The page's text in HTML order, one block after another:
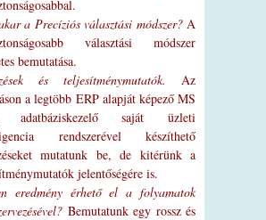
a Precíziós választási módszer?A
választási módszer
bemutatása.
és teljesítménymutatók.
Az
a legtöbb ERP alapját képező MS
adatbáziskezelő saját üzleti
rendszerével készíthető
mutatunk be, de kitérünk a
jelentőségére is.
eredmény érhető el a folyamatok
Bemutatunk egy rossz és